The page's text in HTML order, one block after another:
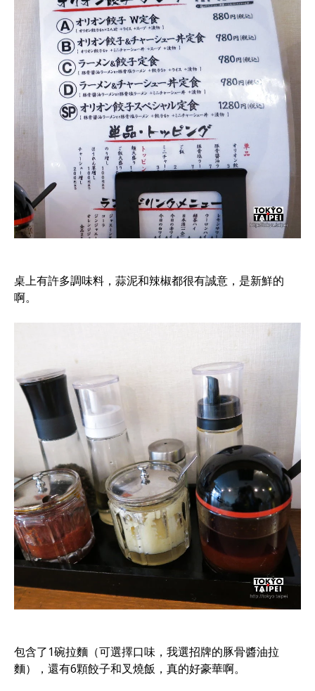
桌上有許多調味料，蒜泥和辣椒都很有誠意，是新鮮的
啊。
包含了1碗拉麵（可選擇口味，我選招牌的豚骨醬油拉
麵），還有6顆餃子和叉燒飯，真的好豪華啊。